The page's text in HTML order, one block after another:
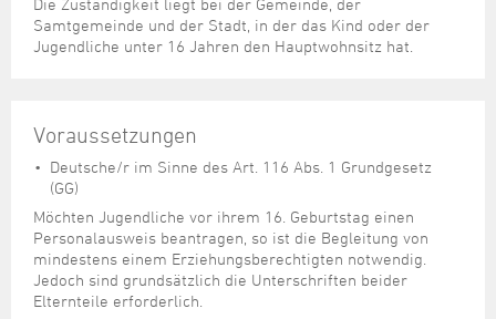
Umwelt-, Natur- und Klimaschutz
Wahlen
Schule
Sterbefall
Wohnen und Verbrauchen
Formulare
Pressemitteilungen
Ratsinformationssystem
Städtische Dienststellen
Stadtrecht
Telefonverzeichnis
Wirtschaftsstruktur
Regionale Kooperationen
Zukunftsregion JadeBay
Stadtarchiv
Weiterbildung
Stadt Wilhelmshaven
Unterkünfte
Kulturzentrum Pumpwerk
Maritime Meile
Sportangebot
Städtepartnerschaften
Stadtpark
Tag des offenen Denkmals
Veranstaltungsorte
Die Zuständigkeit liegt bei der Gemeinde, der
Samtgemeinde und der Stadt, in der das Kind oder der
Jugendliche unter 16 Jahren den Hauptwohnsitz hat.
Voraussetzungen
Deutsche/r im Sinne des Art. 116 Abs. 1 Grundgesetz
(GG)
Möchten Jugendliche vor ihrem 16. Geburtstag einen
Personalausweis beantragen, so ist die Begleitung von
mindestens einem Erziehungsberechtigten notwendig.
Jedoch sind grundsätzlich die Unterschriften beider
Elternteile erforderlich.